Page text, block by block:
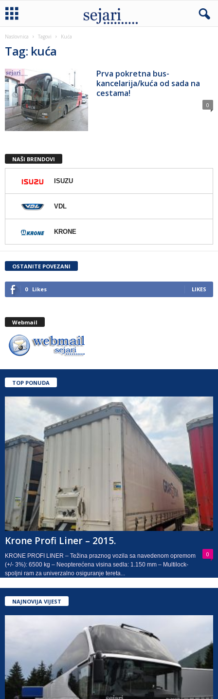
Naslovnica Tagovi Kuća
Tag: kuća
Prva pokretna bus-
kancelarija/kuća od sada na
cestama!
0
NAŠI BRENDOVI
ISUZU
VDL
KRONE
OSTANITE POVEZANI
0 Likes LIKES
Webmail
TOP PONUDA
Krone Profi Liner – 2015.
0
KRONE PROFI LINER – Težina praznog vozila sa navedenom opremom
(+/- 3%): 6500 kg – Neopterećena visina sedla: 1.150 mm – Multilock-
spoljni ram za univerzalno osiguranje tereta...
NAJNOVIJA VIJEST